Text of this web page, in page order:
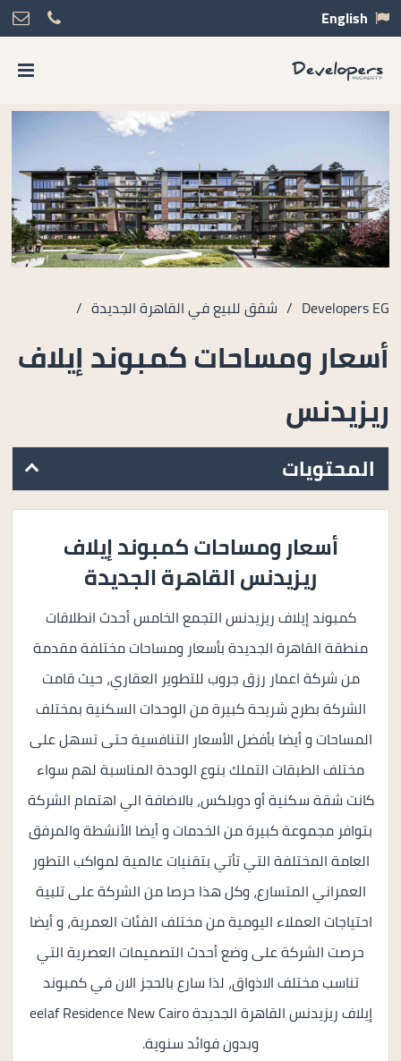
English
Developers EG
/ شقق للبيع في القاهرة الجديدة /
أسعار ومساحات كمبوند إيلاف
ريزيدنس
المحتويات
أسعار ومساحات كمبوند إيلاف
ريزيدنس القاهرة الجديدة
كمبوند إيلاف ريزيدنس التجمع الخامس أحدث انطلاقات
منطقة القاهرة الجديدة بأسعار ومساحات مختلفة مقدمة
من شركة اعمار رزق جروب للتطوير العقاري، حيث قامت
الشركة بطرح شريحة كبيرة من الوحدات السكنية بمختلف
المساحات و أيضا بأفضل الأسعار التنافسية حتى تسهل على
مختلف الطبقات التملك بنوع الوحدة المناسبة لهم سواء
كانت شقة سكنية أو دوبلكس، بالاضافة الي اهتمام الشركة
بتوافر مجموعة كبيرة من الخدمات و أيضا الأنشطة والمرفق
العامة المختلفة التي تأتي بتقنيات عالمية لمواكب التطور
العمراني المتسارع، وكل هذا حرصا من الشركة على تلبية
احتياجات العملاء اليومية من مختلف الفئات العمرية، و أيضا
حرصت الشركة على وضع أحدث التصميمات العصرية التي
تناسب مختلف الاذواق، لذا سارع بالحجز الان في كمبوند
إيلاف ريزيدنس القاهرة الجديدة eelaf Residence New Cairo
وبدون فوائد سنوية.